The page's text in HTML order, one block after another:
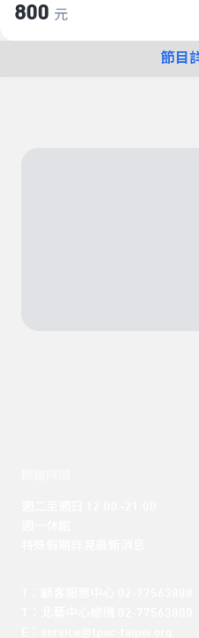
800 元
節目